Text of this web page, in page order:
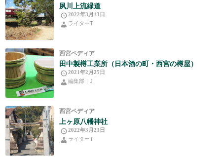
夙川上流緑道
2022年3月13日
ライターT
西宮ペディア
田中製樽工業所（日本酒の町・西宮の樽屋）
2021年2月25日
編集部｜J
西宮ペディア
上ヶ原八幡神社
2022年3月23日
ライターT